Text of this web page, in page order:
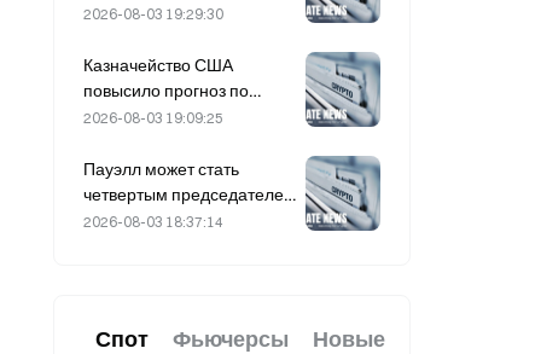
укрепления иены в начале
2026-08-03 19:29:30
Казначейство США
повысило прогноз по
заимствованиям на III
2026-08-03 19:09:25
Пауэлл может стать
четвертым председателем
ФРС, чтобы завершить
2026-08-03 18:37:14
Спот Фьючерсы Новые